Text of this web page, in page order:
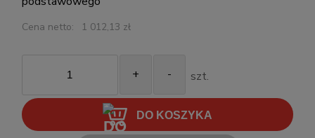
Cena netto: 1 012,13 zł
+ - szt.
DO KOSZYKA